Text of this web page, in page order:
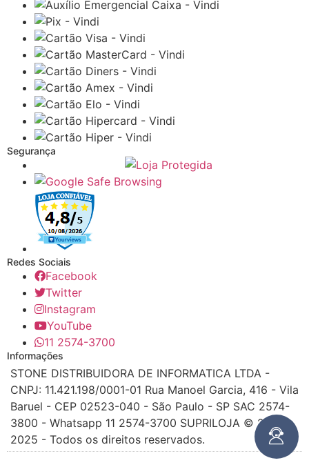
Segurança
Redes Sociais
Facebook
Twitter
Instagram
YouTube
11 2574-3700
Informações
STONE DISTRIBUIDORA DE INFORMATICA LTDA -
CNPJ: 11.421.198/0001-01 Rua Manoel Garcia, 416 - Vila
Baruel - CEP 02523-040 - São Paulo - SP SAC 2574-
3800 - Whatsapp 11 2574-3700 SUPRILOJA © 2016 -
2025 - Todos os direitos reservados.